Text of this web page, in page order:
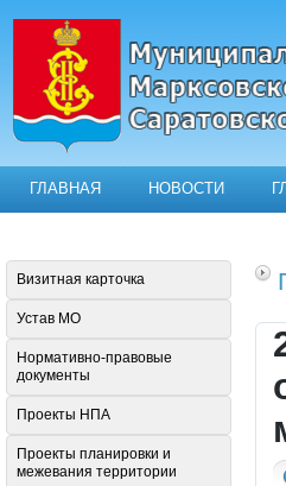
Официальный сайт
ГЛАВНАЯ НОВОСТИ
Визитная карточка
Устав МО
Нормативно-правовые
документы
Проекты НПА
Проекты планировки и
межевания территории